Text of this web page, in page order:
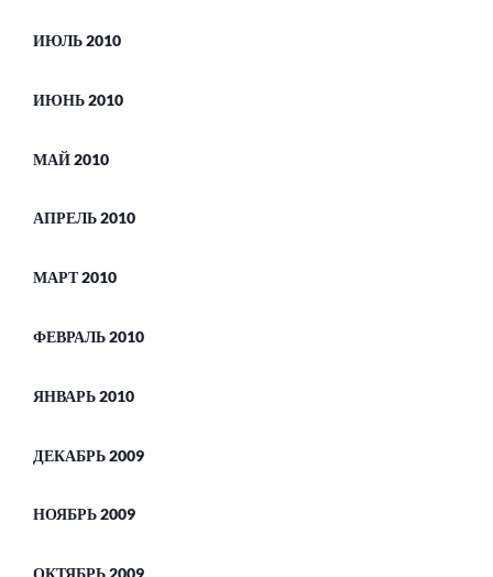
ИЮЛЬ 2010
ИЮНЬ 2010
МАЙ 2010
АПРЕЛЬ 2010
МАРТ 2010
ФЕВРАЛЬ 2010
ЯНВАРЬ 2010
ДЕКАБРЬ 2009
НОЯБРЬ 2009